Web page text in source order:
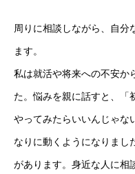
周りに相談しながら、自分
ます。
私は就活や将来への不安か
た。悩みを親に話すと、「
やってみたらいいんじゃな
なりに動くようになりまし
があります。身近な人に相